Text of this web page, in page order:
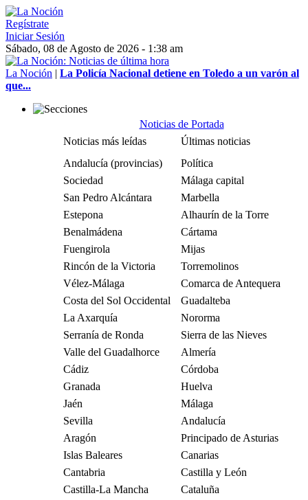
Regístrate
Iniciar Sesión
Sábado, 08 de Agosto de 2026 - 1:38 am
La Noción | La Policía Nacional detiene en Toledo a un varón al
que...
Noticias de Portada
Noticias más leídas
Últimas noticias
Andalucía (provincias)
Política
Sociedad
Málaga capital
San Pedro Alcántara
Marbella
Estepona
Alhaurín de la Torre
Benalmádena
Cártama
Fuengirola
Mijas
Rincón de la Victoria
Torremolinos
Vélez-Málaga
Comarca de Antequera
Costa del Sol Occidental
Guadalteba
La Axarquía
Nororma
Serranía de Ronda
Sierra de las Nieves
Valle del Guadalhorce
Almería
Cádiz
Córdoba
Granada
Huelva
Jaén
Málaga
Sevilla
Andalucía
Aragón
Principado de Asturias
Islas Baleares
Canarias
Cantabria
Castilla y León
Castilla-La Mancha
Cataluña